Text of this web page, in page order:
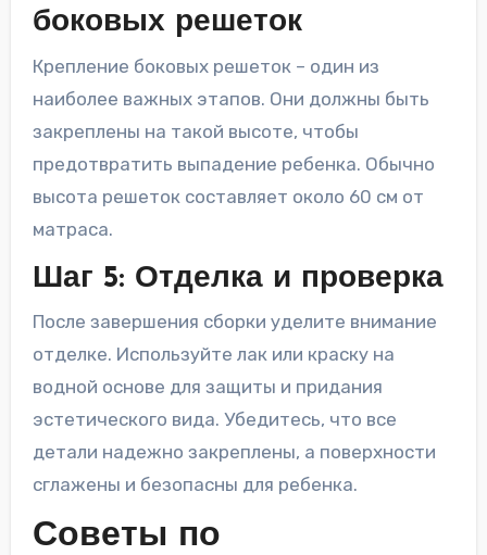
боковых решеток
Крепление боковых решеток – один из
наиболее важных этапов. Они должны быть
закреплены на такой высоте, чтобы
предотвратить выпадение ребенка. Обычно
высота решеток составляет около 60 см от
матраса.
Шаг 5: Отделка и проверка
После завершения сборки уделите внимание
отделке. Используйте лак или краску на
водной основе для защиты и придания
эстетического вида. Убедитесь, что все
детали надежно закреплены, а поверхности
сглажены и безопасны для ребенка.
Советы по